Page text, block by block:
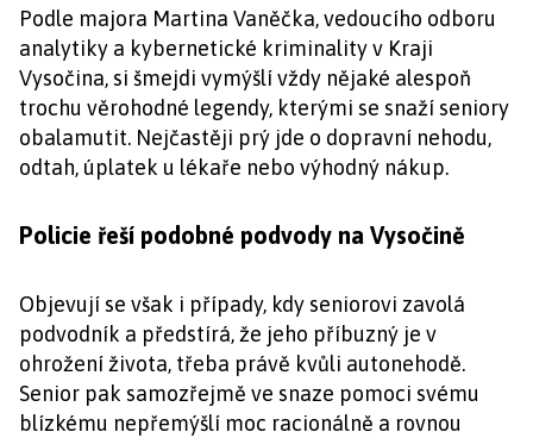
Podle majora Martina Vaněčka, vedoucího odboru
analytiky a kybernetické kriminality v Kraji
Vysočina, si šmejdi vymýšlí vždy nějaké alespoň
trochu věrohodné legendy, kterými se snaží seniory
obalamutit. Nejčastěji prý jde o dopravní nehodu,
odtah, úplatek u lékaře nebo výhodný nákup.
Policie řeší podobné podvody na Vysočině
Objevují se však i případy, kdy seniorovi zavolá
podvodník a předstírá, že jeho příbuzný je v
ohrožení života, třeba právě kvůli autonehodě.
Senior pak samozřejmě ve snaze pomoci svému
blízkému nepřemýšlí moc racionálně a rovnou